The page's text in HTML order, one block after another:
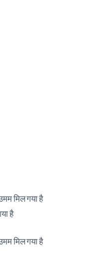
मिल गया है
है
मिल गया है